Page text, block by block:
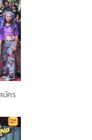
มัคร